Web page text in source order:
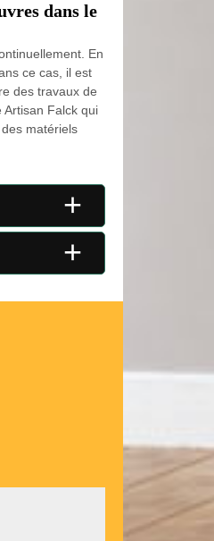
dans le
En
ce cas, il est
des travaux de
Falck qui
matériels
+
+